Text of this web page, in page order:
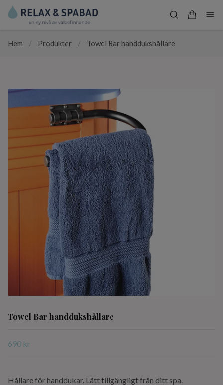
Hem / Produkter / Towel Bar handdukshållare
Towel Bar handdukshållare
690 kr
Hållare för handdukar. Lätt tillgängligt från ditt spa.